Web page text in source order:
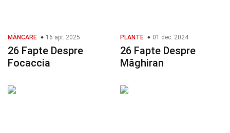
MÂNCARE 16 apr. 2025
26 Fapte Despre
Focaccia
PLANTE 01 dec. 2024
26 Fapte Despre
Măghiran